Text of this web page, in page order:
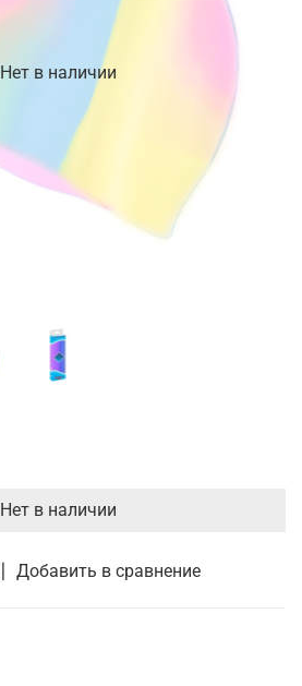
Добавить в сравнение
Нет в наличии
Нет в наличии